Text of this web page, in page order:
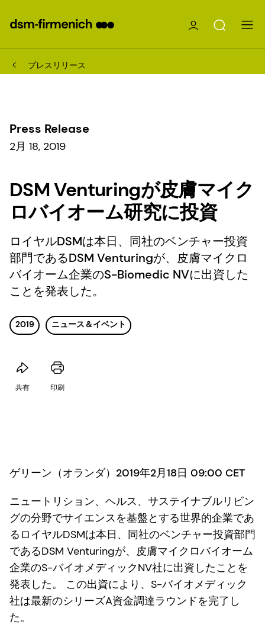
プレスリリース
Press Release
2月 18, 2019
DSM Venturingが皮膚マイク
ロバイオーム研究に投資
ロイヤルDSMは本日、同社のベンチャー投資
部門であるDSM Venturingが、皮膚マイクロ
バイオーム企業のS-Biomedic NVに出資した
ことを発表した。
2019 ニュース＆イベント
共有 印刷
ゲリーン（オランダ）2019年2月18日 09:00 CET
ニュートリション、ヘルス、サステイナブルリビン
グの分野でサイエンスを基盤とする世界的企業であ
るロイヤルDSMは本日、同社のベンチャー投資部門
であるDSM Venturingが、皮膚マイクロバイオーム
企業のS-バイオメディックNV社に出資したことを
発表した。 この出資により、S-バイオメディック
社は最新のシリーズA資金調達ラウンドを完了し
た。